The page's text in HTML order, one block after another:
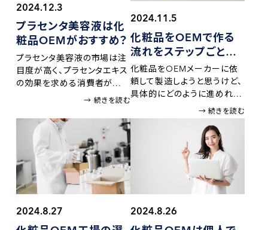
2024.12.3
プラセンタ美容液は化
粧品OEMがおすすめ？
プラセンタ美容液の市場は注
目度が高く、プラセンタエキス
の効果を求める消費者が...
→ 続きを読む
2024.11.5
化粧品をOEMで作る
流れをステップごとに
解説
化粧品をOEMメーカーに依
頼して製造しようと思うけど、
具体的にどのように進めれ...
→ 続きを読む
2024.8.27 2024.8.26